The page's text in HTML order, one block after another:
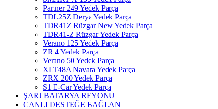
Partner 249 Yedek Parça
TDL25Z Derya Yedek Parça
TDR41Z Rüzgar New Yedek Parça
TDR41-Z Rüzgar Yedek Parça
Verano 125 Yedek Parça
ZR 4 Yedek Parça
Verano 50 Yedek Parça
XLT48A Navara Yedek Parça
ZRX 200 Yedek Parça
S1 E-Car Yedek Parça
ŞARJ BATARYA REYONU
CANLI DESTEĞE BAĞLAN